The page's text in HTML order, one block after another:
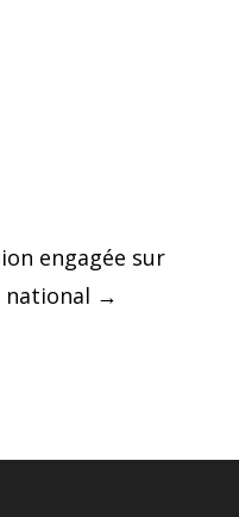
engagée sur
→